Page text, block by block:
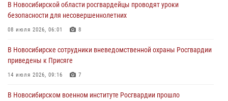
В Новосибирске сотрудниками вневедомственной охраны
Росгвардии задержан гражданин, находящийся в розыске
В Новосибирске военнослужащие отряда спецназа «Ермак»
Росгвардии провели занятия по беспарашютному десантированию
В Новосибирской области росгвардейцы проводят уроки
безопасности для несовершеннолетних
08 июля 2026, 06:01 8
В Новосибирске сотрудники вневедомственной охраны Росгвардии
приведены к Присяге
14 июля 2026, 09:16 7
В Новосибирском военном институте Росгвардии прошло